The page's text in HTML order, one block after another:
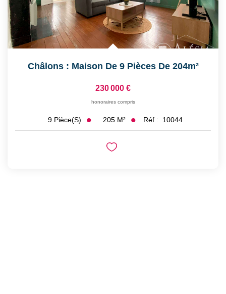
Châlons : Maison De 9 Pièces De 204m²
230 000 €
honoraires compris
9 Pièce(s) 205 M² Réf : 10044